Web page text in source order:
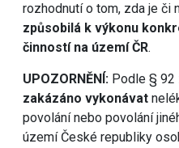
rozhodnutí o tom, zda je či
způsobilá k výkonu
činností na území ČR.
UPOZORNĚNÍ: Podle § 92
zakázáno vykonávat
povolání nebo povolání
území České republiky